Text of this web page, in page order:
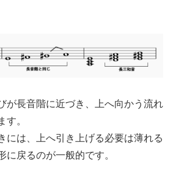
が長音階に近づき、上へ向かう流れ
す。
には、上へ引き上げる必要は薄れる
に戻るのが一般的です。